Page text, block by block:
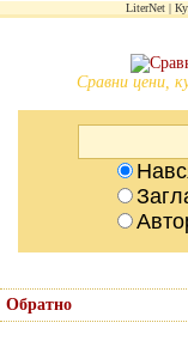
LiterNet
Сравни цени,
Обратно